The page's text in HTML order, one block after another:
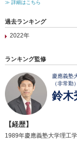
≫ 詳細はこちら
過去ランキング
2022年
ランキング監修
慶應義塾
（非常勤）
鈴木
【経歴】
1989年慶應義塾大学理工